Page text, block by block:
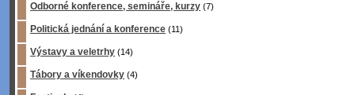
Odborné konference, semináře, kurzy (7)
Politická jednání a konference (11)
Výstavy a veletrhy (14)
Tábory a víkendovky (4)